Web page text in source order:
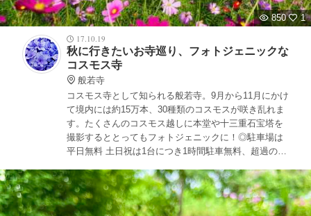
850
1
17.10.19
秋に行きたいお寺巡り、フォトジェニックな
コスモス寺
般若寺
コスモス寺として知られる般若寺。9月から11月にかけ
て境内には約15万本、30種類のコスモスが咲き乱れま
す。たくさんのコスモス越しに本堂や十三重石宝塔を
撮影するととってもフォトジェニックに！◎駐車場は
平日無料 土日祝は1台につき1時間駐車無料、超過の場